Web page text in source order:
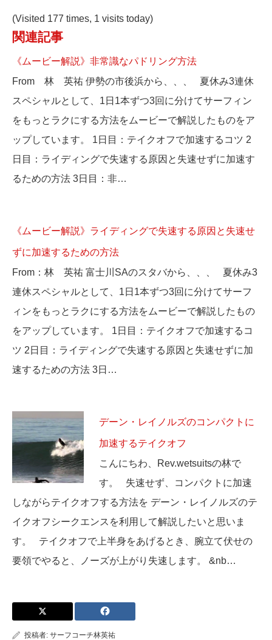
(Visited 177 times, 1 visits today)
関連記事
《ムービー解説》非常識なパドリング方法
From 林 英祐 伊勢の市後浜から、、、 夏休み3連休
スペシャルとして、1日1本ずつ3回に分けてサーフィン
をもっとラクにする方法をムービーで解説したものをア
ップしています。 1日目：テイクオフで加速するコツ 2
日目：ライディングで失速する原因と失速せずに加速す
るための方法 3日目：非…
《ムービー解説》ライディングで失速する原因と失速せ
ずに加速するための方法
From：林 英祐 富士川SAのスタバから、、、 夏休み3
連休スペシャルとして、1日1本ずつ3回に分けてサーフ
ィンをもっとラクにする方法をムービーで解説したもの
をアップしています。 1日目：テイクオフで加速するコ
ツ 2日目：ライディングで失速する原因と失速せずに加
速するための方法 3日…
デーン・レイノルズのコンパクトに
加速するテイクオフ
こんにちわ、Rev.wetsuitsの林で
す。 失速せず、コンパクトに加速
しながらテイクオフする方法を デーン・レイノルズのテ
イクオフシークエンスを利用して解説したいと思いま
す。 テイクオフで上半身をあげるとき、腕立て伏せの
要領でやると、ノーズが上がり失速します。 &nb…
投稿者: サーフコーチ林英祐